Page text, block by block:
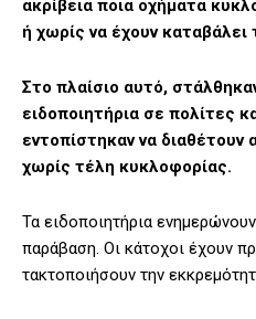
ακρίβεια ποια οχήματα
ή χωρίς να έχουν
Στο πλαίσιο αυτό,
ειδοποιητήρια σε πολίτες
εντοπίστηκαν να διαθέτουν
χωρίς τέλη κυκλοφορίας.
Τα ειδοποιητήρια
παράβαση. Οι κάτοχοι έχουν
τακτοποιήσουν την